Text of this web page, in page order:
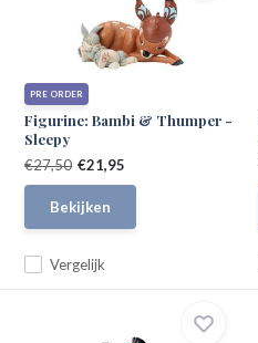
PRE ORDER
Figurine: Bambi & Thumper -
Sleepy
Vergelijk
€27,50 €21,95
Bekijken